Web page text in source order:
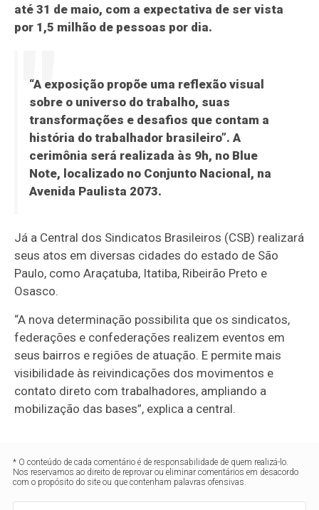
até 31 de maio, com a expectativa de ser vista
por 1,5 milhão de pessoas por dia.
“A exposição propõe uma reflexão visual
sobre o universo do trabalho, suas
transformações e desafios que contam a
história do trabalhador brasileiro”. A
cerimônia será realizada às 9h, no Blue
Note, localizado no Conjunto Nacional, na
Avenida Paulista 2073.
Já a Central dos Sindicatos Brasileiros (CSB) realizará
seus atos em diversas cidades do estado de São
Paulo, como Araçatuba, Itatiba, Ribeirão Preto e
Osasco.
“A nova determinação possibilita que os sindicatos,
federações e confederações realizem eventos em
seus bairros e regiões de atuação. E permite mais
visibilidade às reivindicações dos movimentos e
contato direto com trabalhadores, ampliando a
mobilização das bases”, explica a central.
* O conteúdo de cada comentário é de responsabilidade de quem realizá-lo.
Nos reservamos ao direito de reprovar ou eliminar comentários em desacordo
com o propósito do site ou que contenham palavras ofensivas.